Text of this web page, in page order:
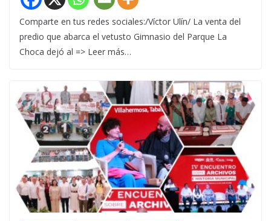
Comparte en tus redes sociales:/Víctor Ulín/ La venta del
predio que abarca el vetusto Gimnasio del Parque La
Choca dejó al => Leer más…